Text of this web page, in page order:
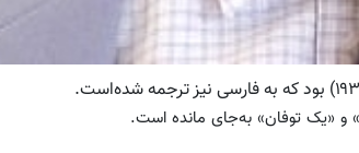
و «یک توفان» به‌جای مانده است.